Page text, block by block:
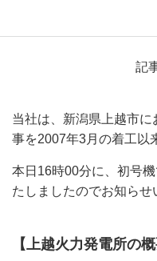
記
当社は、新潟県上越市
事を2007年3月の着工以
本日16時00分に、初号
たしましたのでお知らせ
【上越火力発電所の概